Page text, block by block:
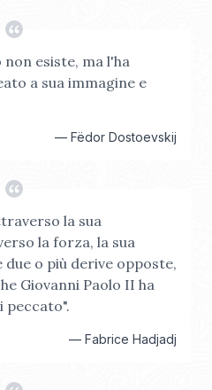
non esiste, ma l'ha
a sua immagine e
— Fëdor Dostoevskij
la sua
la forza, la sua
o più derive opposte,
Giovanni Paolo II ha
— Fabrice Hadjadj‎